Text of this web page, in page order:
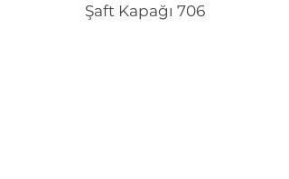
Şaft Kapağı 706